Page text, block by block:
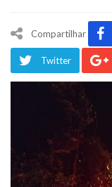
Compartilhar
Twitter